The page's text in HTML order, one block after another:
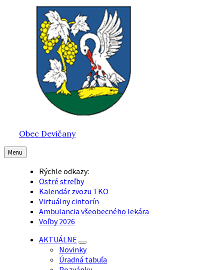
Obec Devičany
Menu
Rýchle odkazy:
Ostré streľby
Kalendár zvozu TKO
Virtuálny cintorín
Ambulancia všeobecného lekára
Voľby 2026
AKTUÁLNE
Novinky
Úradná tabuľa